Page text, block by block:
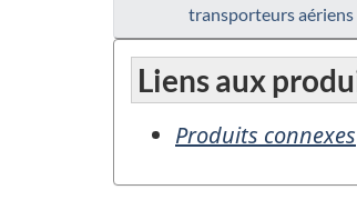
transporteurs aériens
Liens aux
Produits connexes